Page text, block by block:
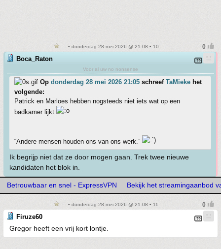
• donderdag 28 mei 2026 @ 21:08 • 10
Boca_Raton
Voor al uw no nonsense
Op donderdag 28 mei 2026 21:05 schreef TaMieke het
volgende:
Patrick en Marloes hebben nogsteeds niet iets wat op een
badkamer lijkt
“Andere mensen houden ons van ons werk.”
Ik begrijp niet dat ze door mogen gaan. Trek twee nieuwe
kandidaten het blok in.
Betrouwbaar en snel - ExpressVPN Bekijk het streamingaanbod
• donderdag 28 mei 2026 @ 21:08 • 11
Firuze60
Gregor heeft een vrij kort lontje.